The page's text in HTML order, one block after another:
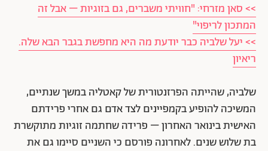
>> סאן מזרחי: "חוויתי משברים, גם בזוגיות – אבל זה
המתכון לריפוי"
>> יעל שלביה כבר יודעת מה היא מחפשת בגבר הבא שלה.
ריאיון
שלביה, שהייתה הפרזנטורית של קאטליה במשך שנתיים,
המשיכה להופיע בקמפיינים לצד אדם גם אחרי פרידתם
האישית בינואר האחרון – פרידה שחתמה זוגיות מתוקשרת
בת שלוש שנים. לאחרונה פורסם כי השניים סיימו גם את